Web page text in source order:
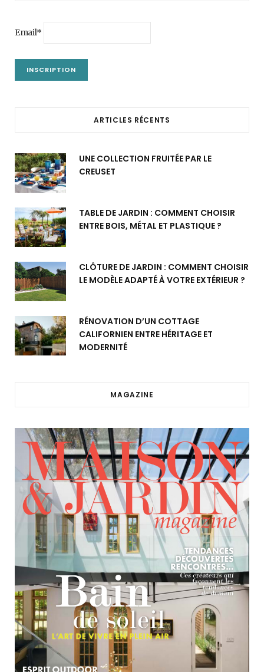
Email*
ARTICLES RÉCENTS
UNE COLLECTION FRUITÉE PAR LE
CREUSET
TABLE DE JARDIN : COMMENT CHOISIR
ENTRE BOIS, MÉTAL ET PLASTIQUE ?
CLÔTURE DE JARDIN : COMMENT CHOISIR
LE MODÈLE ADAPTÉ À VOTRE EXTÉRIEUR ?
RÉNOVATION D’UN COTTAGE
CALIFORNIEN ENTRE HÉRITAGE ET
MODERNITÉ
MAGAZINE